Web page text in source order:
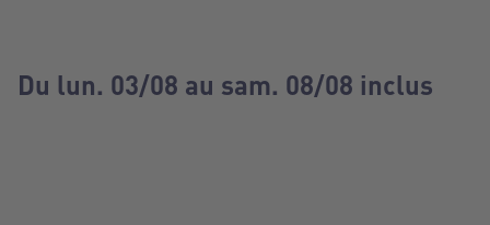
Du lun. 03/08 au sam. 08/08 inclus